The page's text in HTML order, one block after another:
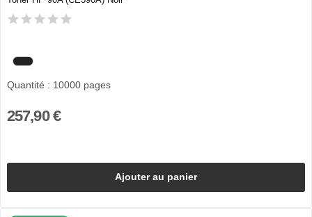
Quantité : 10000 pages
257,90 €
Ajouter au panier